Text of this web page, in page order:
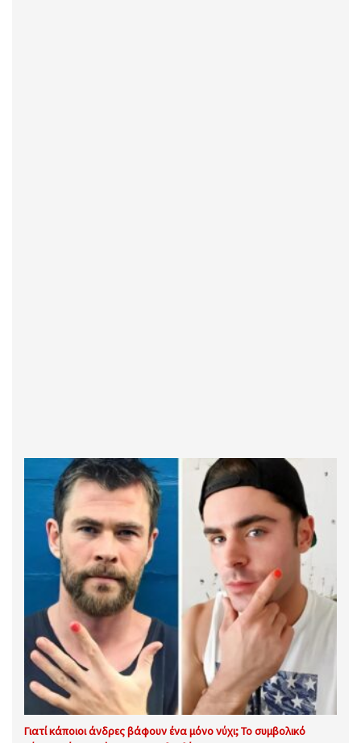
Γιατί κάποιοι άνδρες βάφουν ένα μόνο νύχι; Το συμβολικό